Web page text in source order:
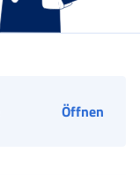
Öffnen